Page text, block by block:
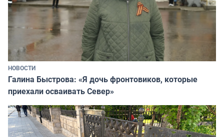
НОВОСТИ
Галина Быстрова: «Я дочь фронтовиков, которые
приехали осваивать Север»